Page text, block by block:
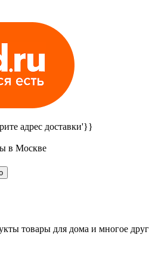
адрес доставки'}}
в Москве
товары для дома и многое